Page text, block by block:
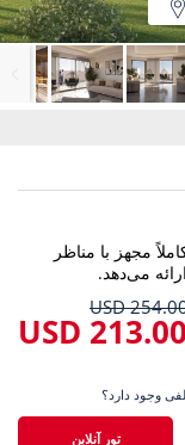
مجهز با مناظر
می‌دهد.
254.000
213.000
تور آنلاین
وجود دارد؟